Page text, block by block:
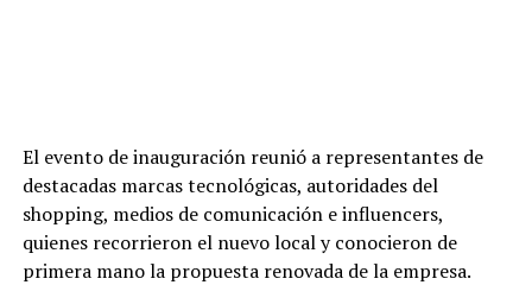
El evento de inauguración reunió a representantes de
destacadas marcas tecnológicas, autoridades del
shopping, medios de comunicación e influencers,
quienes recorrieron el nuevo local y conocieron de
primera mano la propuesta renovada de la empresa.